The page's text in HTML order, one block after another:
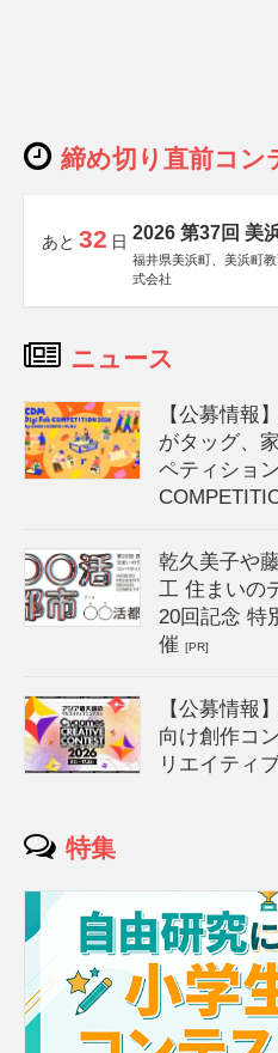
締め切り直前コン
あと 32 日 2026 第37回 美
福井県美浜町、美浜町
式会社
ニュース
【公募情報
がタッグ、
ペティショ
乾久美子や
工 住まいの
20回記念 特
催[PR]
【公募情報
向け創作コ
リエイティ
特集